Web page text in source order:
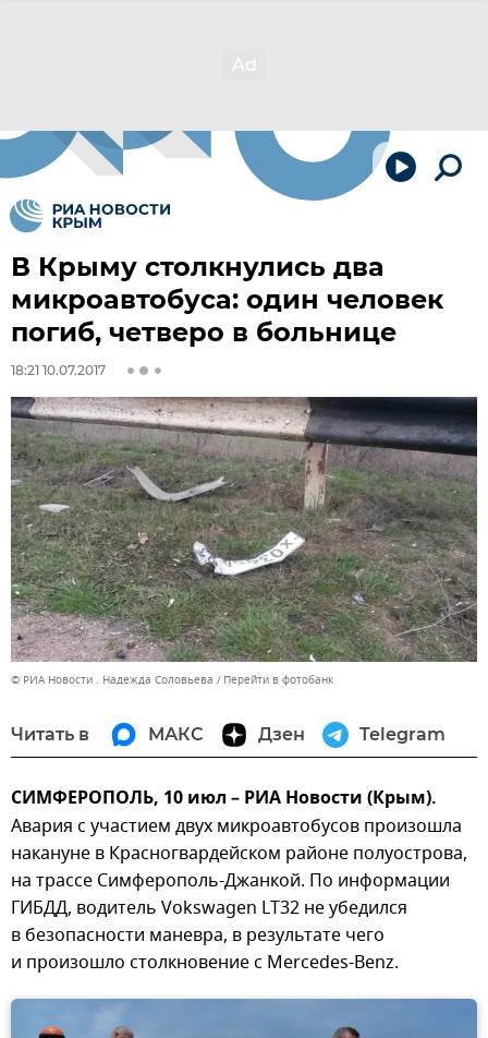
В Крыму столкнулись два
микроавтобуса: один человек
погиб, четверо в больнице
18:21 10.07.2017
© РИА Новости . Надежда Соловьева Перейти в фотобанк
Читать в МАКС Дзен Telegram
СИМФЕРОПОЛЬ, 10 июл – РИА Новости (Крым).
Авария с участием двух микроавтобусов произошла
накануне в Красногвардейском районе полуострова,
на трассе Симферополь-Джанкой. По информации
ГИБДД, водитель Vokswagen LT32 не убедился
в безопасности маневра, в результате чего
и произошло столкновение с Mercedes-Benz.